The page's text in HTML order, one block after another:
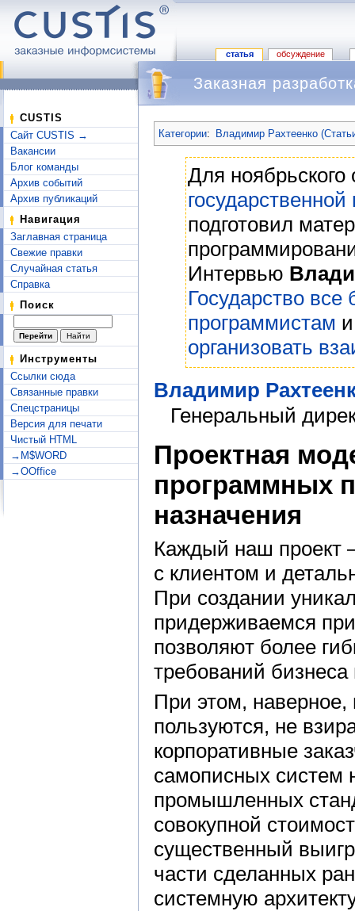
статья обсуждение
CUSTIS
Сайт CUSTIS →
Вакансии
Блог команды
Архив событий
Архив публикаций
Навигация
Заглавная страница
Свежие правки
Случайная статья
Справка
Поиск
Инструменты
Ссылки сюда
Связанные правки
Спецстраницы
Версия для печати
Чистый HTML
→M$WORD
→OOffice
Заказная
Категории: Владимир Рахтеенко
Для
подготовил
Интервью
Государство
программистам
организовать
Владимир
Генеральный
Проектная
программных
назначения
Каждый наш проект
с клиентом и
При создании
придерживаемся
позволяют более
требований бизнеса
При этом,
пользуются, не
корпоративные
самописных систем
промышленных
совокупной
существенный
части сделанных
системную